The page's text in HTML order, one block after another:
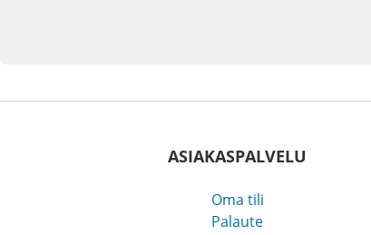
ASIAKASPALVELU
Oma tili
Palaute